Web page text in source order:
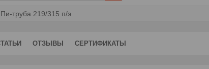
Пи-труба 219/315 п/э
ОТЗЫВЫ СЕРТИФИКАТЫ